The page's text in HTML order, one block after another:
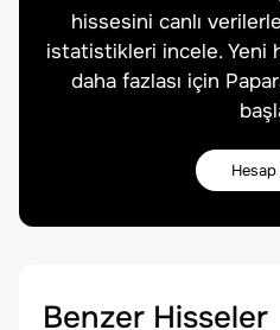
hissesini canlı
istatistikleri incele. Yeni
daha fazlası için
Benzer Hisseler